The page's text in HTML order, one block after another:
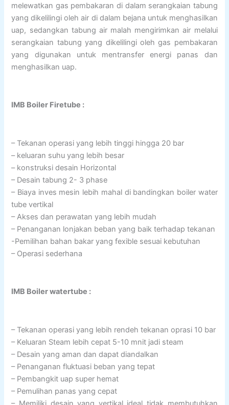
melewatkan gas pembakaran di dalam serangkaian tabung
yang dikelilingi oleh air di dalam bejana untuk menghasilkan
uap, sedangkan tabung air malah mengirimkan air melalui
serangkaian tabung yang dikelilingi oleh gas pembakaran
yang digunakan untuk mentransfer energi panas dan
menghasilkan uap.
IMB Boiler Firetube :
– Tekanan operasi yang lebih tinggi hingga 20 bar
– keluaran suhu yang lebih besar
– konstruksi desain Horizontal
– Desain tabung 2- 3 phase
– Biaya inves mesin lebih mahal di bandingkan boiler water
tube vertikal
– Akses dan perawatan yang lebih mudah
– Penanganan lonjakan beban yang baik terhadap tekanan
-Pemilihan bahan bakar yang fexible sesuai kebutuhan
– Operasi sederhana
IMB Boiler watertube :
– Tekanan operasi yang lebih rendeh tekanan oprasi 10 bar
– Keluaran Steam lebih cepat 5-10 mnit jadi steam
– Desain yang aman dan dapat diandalkan
– Penanganan fluktuasi beban yang tepat
– Pembangkit uap super hemat
– Pemulihan panas yang cepat